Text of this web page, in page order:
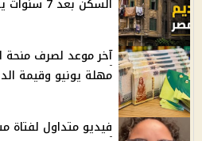
مهلة يونيو وقيمة
فيديو متداول لفتاة